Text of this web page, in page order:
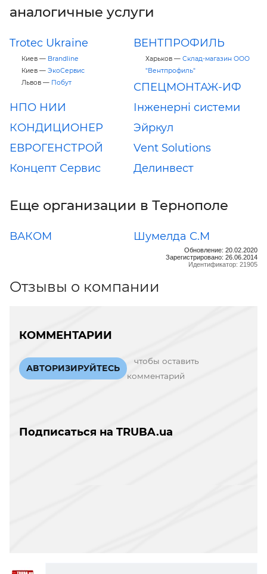
аналогичные услуги
Trotec Ukraine
Киев — Brandline
Киев — ЭкоСервис
Львов — Побут
ВЕНТПРОФИЛЬ
Харьков — Склад-магазин ООО
"Вентпрофиль"
СПЕЦМОНТАЖ-ИФ
НПО НИИ
КОНДИЦИОНЕР
Інженерні системи
Эйркул
ЕВРОГЕНСТРОЙ
Vent Solutions
Концепт Сервис
Делинвест
Еще организации в Тернополе
ВАКОМ Шумелда С.М
Обновление: 20.02.2020
Зарегистрировано: 26.06.2014
Идентификатор: 21905
Отзывы о компании
КОММЕНТАРИИ
АВТОРИЗИРУЙТЕСЬ
чтобы оставить
комментарий
Подписаться на TRUBA.ua